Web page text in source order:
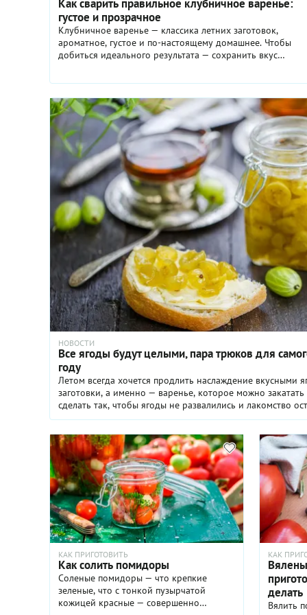
Как сварить правильное клубничное варенье:
густое и прозрачное
Клубничное варенье — классика летних заготовок,
ароматное, густое и по-настоящему домашнее. Чтобы
добиться идеального результата — сохранить вкус
ягод до тонкостей варки.
НОВОСТИ
Все ягоды будут целыми, пара трюков для
году
Летом всегда хочется продлить наслаждение вкусными
заготовки, а именно — варенье, которое можно
сделать так, чтобы ягоды не развалились и лакомство
холодов? Мы делимся несколькими лайфхаками.
КАК ПРИГОТОВИТЬ
Как солить помидоры
Соленые помидоры — что крепкие
зеленые, что с тонкой пузырчатой
кожицей красные — совершенно
КАК
делать
Вялить